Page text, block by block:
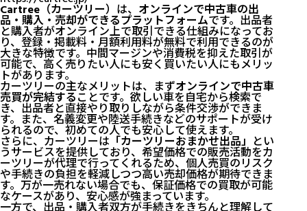
Cartree（カーツリー） は、 オンラインで中古車の出
品・購入・売却ができるプラットフォームです。出品者
と購入者がオンライン上で取引できる仕組みになってお
り、登録・掲載料・月額利用料が無料で利用できるのが
大きな特徴です。中間マージンや消費税を抑えた取引が
可能で、高く売りたい人にも安く買いたい人にもメリッ
トがあります。
カーツリーの主なメリットは、まずオンラインで中古車
売買が完結することです。欲しい車を自宅から検索で
き、出品者と直接やり取りしながら条件交渉ができま
す。また、名義変更や陸送手続きなどのサポートが受け
られるので、初めての人でも安心して使えます。
さらに、カーツリーは 「カーツリーおまかせ出品」 とい
うサービスを提供しており、希望価格での販売活動をカ
ーツリーが代理で行ってくれるため、個人売買のリスク
や手続きの負担を軽減しつつ高い売却価格が期待できま
す。万が一売れない場合でも、保証価格での買取が可能
なケースがあり、安心感が強まっています。
一方で、出品・購入者双方が手続きをきちんと理解して